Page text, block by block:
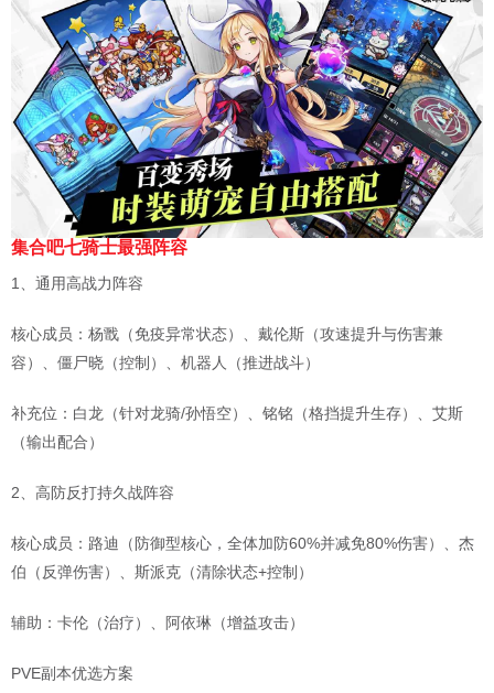
集合吧七骑士最强阵容
1、通用高战力阵容
‌核心成员‌：杨戬（免疫异常状态）、戴伦斯（攻速提升与伤害兼
容）、僵尸晓（控制）、机器人（推进战斗） ‌
‌补充位‌：白龙（针对龙骑/孙悟空）、铭铭（格挡提升生存）、艾斯
（输出配合） ‌
2、高防反打持久战阵容
‌核心成员‌：路迪（防御型核心，全体加防60%并减免80%伤害）、杰
伯（反弹伤害）、斯派克（清除状态+控制） ‌
‌辅助‌：卡伦（治疗）、阿依琳（增益攻击） ‌
PVE副本优选方案